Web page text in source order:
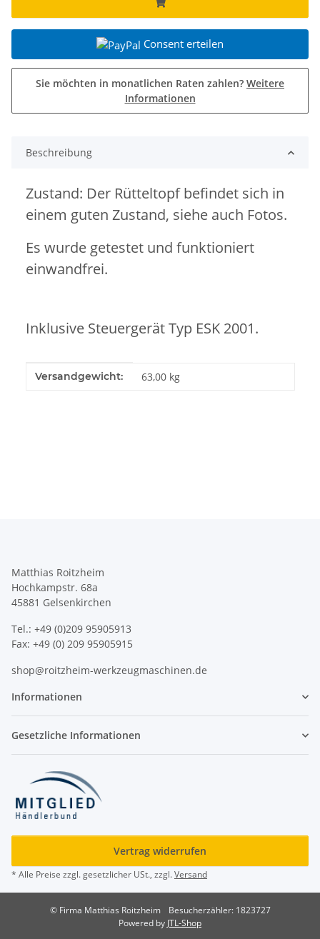
Consent erteilen
Sie möchten in monatlichen Raten zahlen? Weitere
Informationen
Beschreibung
Zustand: Der Rütteltopf befindet sich in
einem guten Zustand, siehe auch Fotos.
Es wurde getestet und funktioniert
einwandfrei.
Inklusive Steuergerät Typ ESK 2001.
Produkteigenschaft
Wert
Versandgewicht: 63,00 kg
Matthias Roitzheim
Hochkampstr. 68a
45881 Gelsenkirchen
Tel.: +49 (0)209 95905913
Fax: +49 (0) 209 95905915
shop@roitzheim-werkzeugmaschinen.de
Informationen
Gesetzliche Informationen
Vertrag widerrufen
* Alle Preise zzgl. gesetzlicher USt., zzgl.Versand
© Firma Matthias Roitzheim
Besucherzähler: 1823727
Powered by JTL-Shop